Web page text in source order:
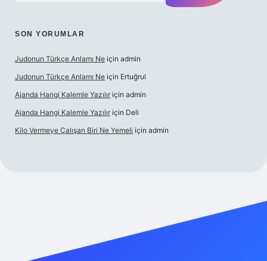
SON YORUMLAR
Judonun Türkçe Anlamı Ne için admin
Judonun Türkçe Anlamı Ne için Ertuğrul
Ajanda Hangi Kalemle Yazılır için admin
Ajanda Hangi Kalemle Yazılır için Deli
Kilo Vermeye Çalışan Biri Ne Yemeli için admin